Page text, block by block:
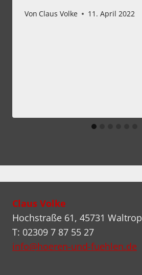
Von Claus Volke 11. April 2022
Claus Volke
Hochstraße 61, 45731 Waltrop
T: 02309 7 87 55 27
info@hoeren-und-fuehlen.de